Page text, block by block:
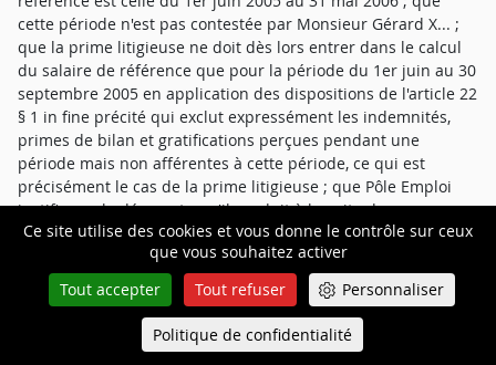
Ce site utilise des cookies et vous donne le contrôle sur ceux
que vous souhaitez activer
Tout accepter
Tout refuser Personnaliser
Politique de confidentialité
cette période n'est pas contestée par Monsieur Gérard X... ;
que la prime litigieuse ne doit dès lors entrer dans le calcul
du salaire de référence que pour la période du 1er juin au 30
septembre 2005 en application des dispositions de l'article 22
§ 1 in fine précité qui exclut expressément les indemnités,
primes de bilan et gratifications perçues pendant une
période mais non afférentes à cette période, ce qui est
précisément le cas de la prime litigieuse ; que Pôle Emploi
justifie par le décompte qu'il produit à la suite des
explications sollicitées par le tribunal (intitulé "décision de
prestation financière assurance) qu'il a été tenu compte de
cette prime prorata temporis pour un montant de 12.572,62
€, et qu'il a ainsi fait une exacte application des articles 21 § 1
et 22 § 1 précités, ce qui l'a conduit à retenir un salaire de
référence de 81.612,62 €, soit un salaire journalier de
Queue-Fair